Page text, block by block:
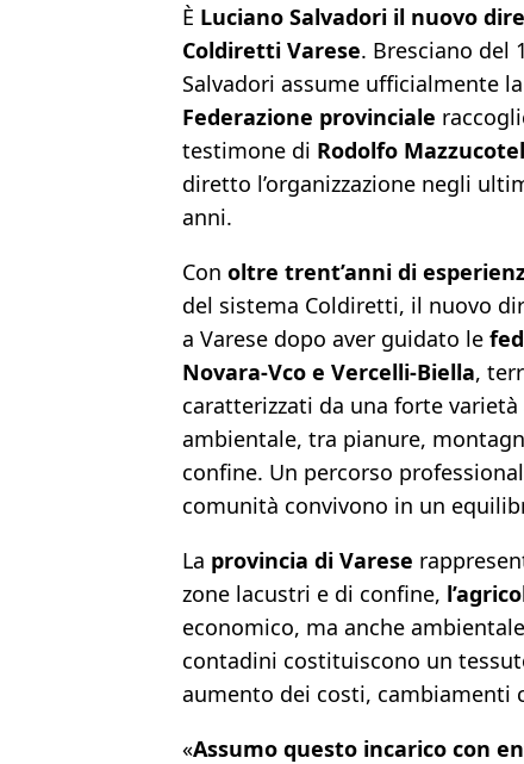
È Luciano Salvadori il nuovo
Coldiretti Varese. Bresciano del
Salvadori assume ufficialmente la
Federazione provinciale
testimone di Rodolfo
diretto l’organizzazione negli
anni.
Con oltre trent’anni di
del sistema Coldiretti, il nuovo
a Varese dopo aver guidato le
Novara-Vco e Vercelli-Biella,
caratterizzati da una forte
ambientale, tra pianure,
confine. Un percorso
comunità convivono in un
La provincia di Varese
zone lacustri e di confine,
economico, ma anche
contadini costituiscono un
aumento dei costi, cambiamenti
«Assumo questo incarico con